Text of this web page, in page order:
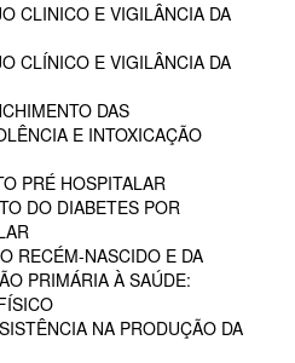
CLINICO E VIGILÂNCIA DA
CLÍNICO E VIGILÂNCIA DA
DAS
E INTOXICAÇÃO
PRÉ HOSPITALAR
DO DIABETES POR
RECÉM-NASCIDO E DA
PRIMÁRIA À SAÚDE:
NA PRODUÇÃO DA